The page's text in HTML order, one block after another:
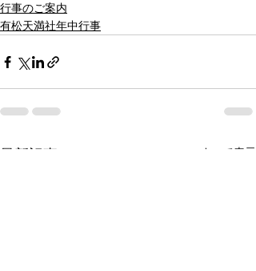
行事のご案内
有松天満社年中行事
最新記事 すべて表示